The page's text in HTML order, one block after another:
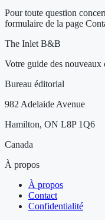
Pour toute question
formulaire de la page
The Inlet B&B
Votre guide des nouveaux
Bureau éditorial
982 Adelaide Avenue
Hamilton, ON L8P 1Q6
Canada
À propos
À propos
Contact
Confidentialité